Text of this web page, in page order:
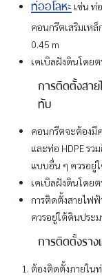
ท่ออโลหะ เช่น ท่
คอนกรีตเสริมเห
0.45 m
เคเบิลฝังดินโดย
การติดตั้งสา
ทับ
คอนกรีตจะต้องมี
และท่อ HDPE ร
แบบอื่น ๆ ควรอยู่
เคเบิลฝังดินโดย
การติดตั้งสายไฟ
ควรอยู่ใต้ดินประ
การติดตั้งรา
ต้องติดตั้งภายใน